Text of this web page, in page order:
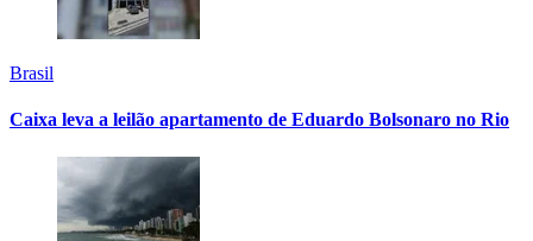
Brasil
Caixa leva a leilão apartamento de Eduardo Bolsonaro no Rio